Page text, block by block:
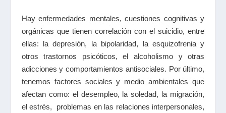
Hay enfermedades mentales, cuestiones cognitivas y
orgánicas que tienen correlación con el suicidio, entre
ellas: la depresión, la bipolaridad, la esquizofrenia y
otros trastornos psicóticos, el alcoholismo y otras
adicciones y comportamientos antisociales. Por último,
tenemos factores sociales y medio ambientales que
afectan como: el desempleo, la soledad, la migración,
el estrés, problemas en las relaciones interpersonales,